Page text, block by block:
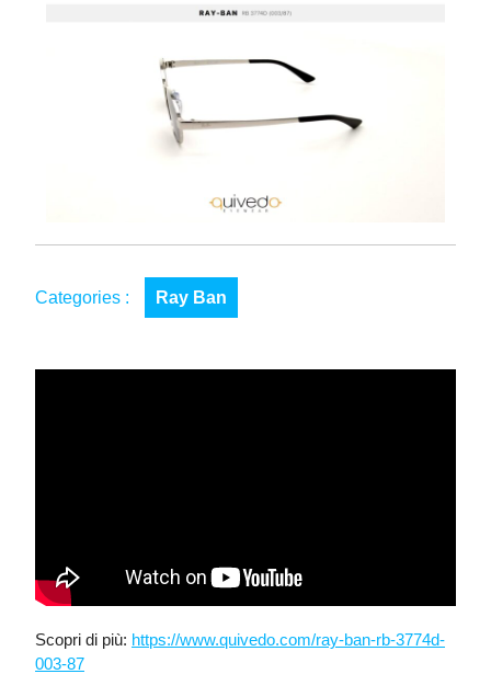
Categories : Ray Ban
Scopri di più: https://www.quivedo.com/ray-ban-rb-3774d-
003-87